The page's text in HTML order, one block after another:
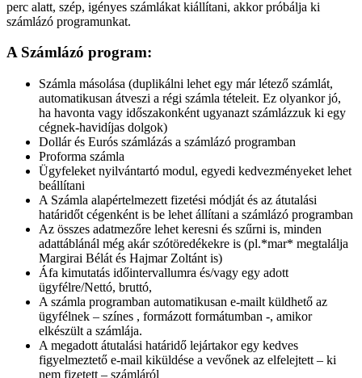
perc alatt, szép, igényes számlákat kiállítani, akkor próbálja ki
számlázó programunkat.
A Számlázó program:
Számla másolása (duplikálni lehet egy már létező számlát,
automatikusan átveszi a régi számla tételeit. Ez olyankor jó,
ha havonta vagy időszakonként ugyanazt számlázzuk ki egy
cégnek-havidíjas dolgok)
Dollár és Eurós számlázás a számlázó programban
Proforma számla
Ügyfeleket nyilvántartó modul, egyedi kedvezményeket lehet
beállítani
A Számla alapértelmezett fizetési módját és az átutalási
határidőt cégenként is be lehet állítani a számlázó programban
Az összes adatmezőre lehet keresni és szűrni is, minden
adattáblánál még akár szótöredékekre is (pl.*mar* megtalálja
Margirai Bélát és Hajmar Zoltánt is)
Áfa kimutatás időintervallumra és/vagy egy adott
ügyfélre/Nettó, bruttó,
A számla programban automatikusan e-mailt küldhető az
ügyfélnek – színes , formázott formátumban -, amikor
elkészült a számlája.
A megadott átutalási határidő lejártakor egy kedves
figyelmeztető e-mail kiküldése a vevőnek az elfelejtett – ki
nem fizetett – számláról